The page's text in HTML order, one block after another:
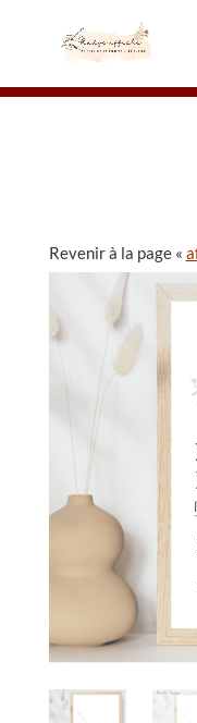
Les chevalets
merci de ne
Revenir à la page «